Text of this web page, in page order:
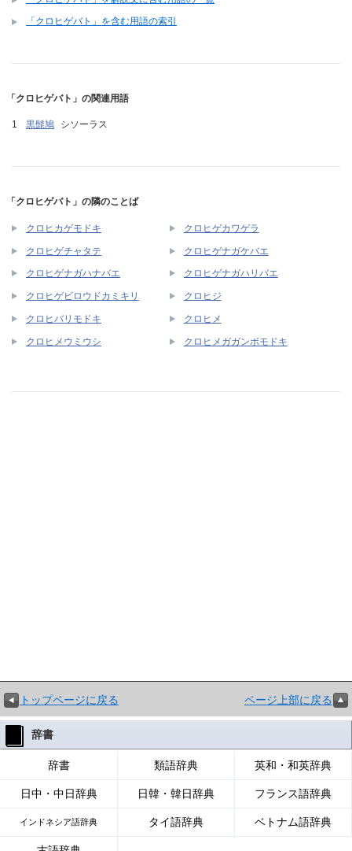
「クロヒゲバト」を含む用語の索引
「クロヒゲバト」の関連用語
黒髭鳩 シソーラス
「クロヒゲバト」の隣のことば
クロヒカゲモドキ クロヒゲカワゲラ
クロヒゲチャタテ クロヒゲナガケバエ
クロヒゲナガハナバエ クロヒゲナガハリバエ
クロヒゲビロウドカミキリ クロヒジ
クロヒバリモドキ クロヒメ
クロヒメウミウシ クロヒメガガンボモドキ
トップページに戻る ページ上部に戻る
辞書
辞書 類語辞典 英和・和英辞典
日中・中日辞典 日韓・韓日辞典 フランス語辞典
インドネシア語辞典 タイ語辞典 ベトナム語辞典